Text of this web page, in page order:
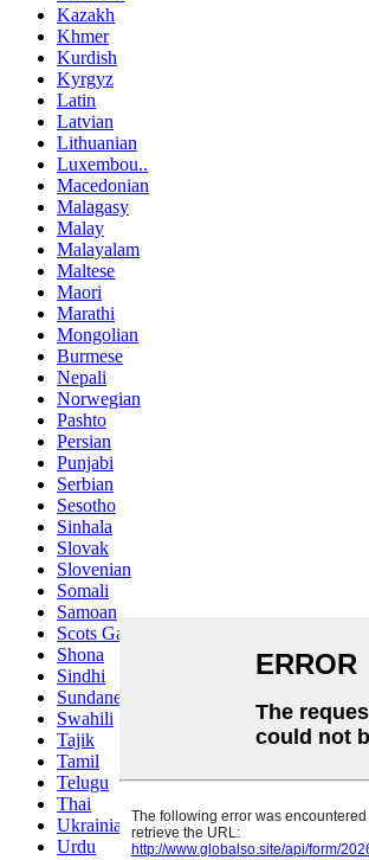
Kazakh
Khmer
Kurdish
Kyrgyz
Latin
Latvian
Lithuanian
Luxembou..
Macedonian
Malagasy
Malay
Malayalam
Maltese
Maori
Marathi
Mongolian
Burmese
Nepali
Norwegian
Pashto
Persian
Punjabi
Serbian
Sesotho
Sinhala
Slovak
Slovenian
Somali
Samoan
Scots Gaelic
Shona
Sindhi
Sundanese
Swahili
Tajik
Tamil
Telugu
Thai
Ukrainian
Urdu